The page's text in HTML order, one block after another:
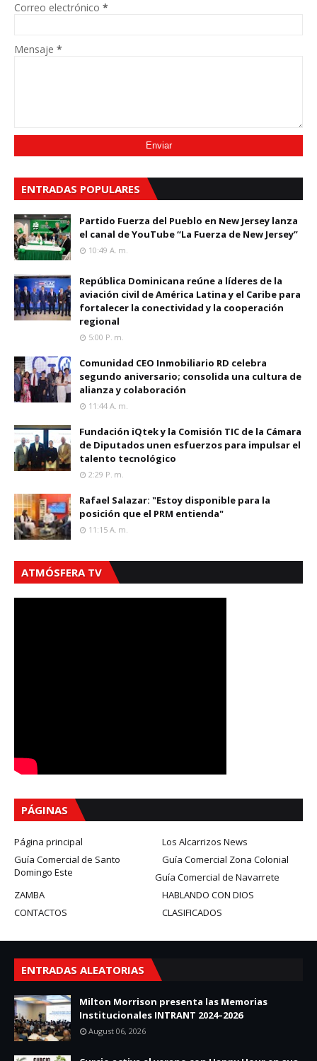
Correo electrónico *
Mensaje *
ENTRADAS POPULARES
Partido Fuerza del Pueblo en New Jersey lanza
el canal de YouTube “La Fuerza de New Jersey”
10:49 A. M.
República Dominicana reúne a líderes de la
aviación civil de América Latina y el Caribe para
fortalecer la conectividad y la cooperación
regional
5:00 P. M.
Comunidad CEO Inmobiliario RD celebra
segundo aniversario; consolida una cultura de
alianza y colaboración
11:44 A. M.
Fundación iQtek y la Comisión TIC de la Cámara
de Diputados unen esfuerzos para impulsar el
talento tecnológico
2:29 P. M.
Rafael Salazar: "Estoy disponible para la
posición que el PRM entienda"
11:15 A. M.
ATMÓSFERA TV
PÁGINAS
Página principal
Los Alcarrizos News
Guía Comercial de Santo
Domingo Este
Guía Comercial Zona Colonial
Guía Comercial de Navarrete
HABLANDO CON DIOS
ZAMBA
CLASIFICADOS
CONTACTOS
ENTRADAS ALEATORIAS
Milton Morrison presenta las Memorias
Institucionales INTRANT 2024–2026
August 06, 2026